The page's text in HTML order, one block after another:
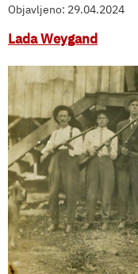
Objavljeno: 29.04.2024
Lada Weygand